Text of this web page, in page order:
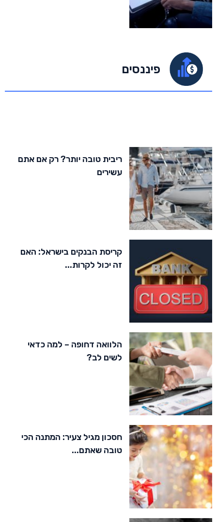
פיננסים
ריבית טובה יותר? רק אם אתם
עשירים
קריסת הבנקים בישראל: האם
זה יכול לקרות...
הלוואה דחופה – למה כדאי
לשים לב?
חסכון מגיל צעיר: המתנה הכי
טובה שאתם...